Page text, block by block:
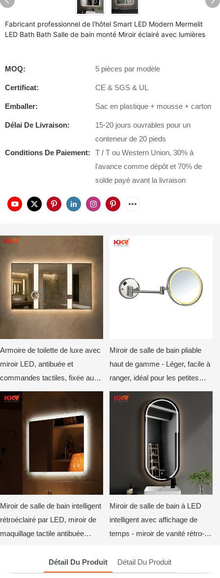
Fabricant professionnel de l'hôtel Smart LED Modern Mermelit
LED Bath Bath Salle de bain monté Miroir éclairé avec lumières
MOQ: 5 pièces par modèle
Certificat: CE & SGS & UL
Emballer: Sac en plastique + mousse + carton
Délai De Livraison:
15-20 jours ouvrables pour un
conteneur de 20 pieds
Conditions De Paiement:
T / T ou Western Union, 30% à
l'avance comme dépôt et 70% de
solde payé avant la livraison
Armoire de toilette de luxe avec
miroir LED, antibuée et
commandes tactiles, fixée au
mur, style hôtel.
Miroir de salle de bain pliable
haut de gamme - Léger, facile à
ranger, idéal pour les petites
salles de bain
Miroir de salle de bain intelligent
rétroéclairé par LED, miroir de
maquillage tactile antibuée
Miroir de salle de bain à LED
intelligent avec affichage de
temps - miroir de vanité rétro-
Détail Du Produit
Détail Du Produit